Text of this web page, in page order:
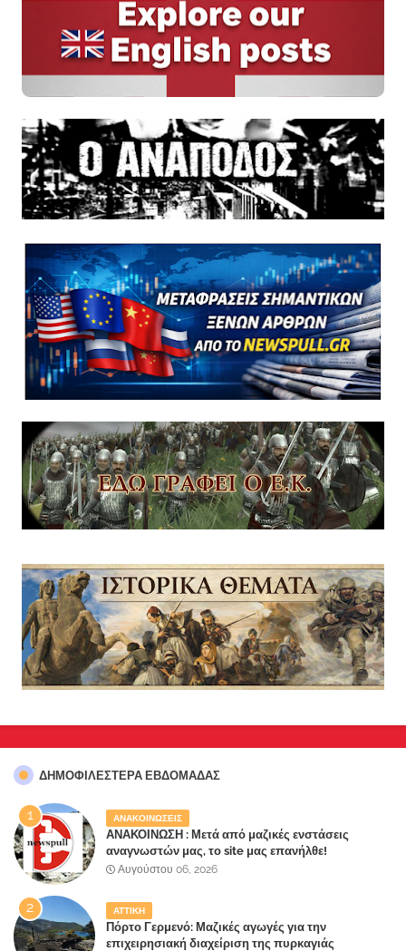
ΔΗΜΟΦΙΛΈΣΤΕΡΑ ΕΒΔΟΜΆΔΑΣ
ΑΝΑΚΟΙΝΩΣΕΙΣ
ΑΝΑΚΟΙΝΩΣΗ : Μετά από μαζικές ενστάσεις
αναγνωστών μας, το site μας επανήλθε!
Αυγούστου 06, 2026
ΑΤΤΙΚΗ
Πόρτο Γερμενό: Μαζικές αγωγές για την
επιχειρησιακή διαχείριση της πυρκαγιάς